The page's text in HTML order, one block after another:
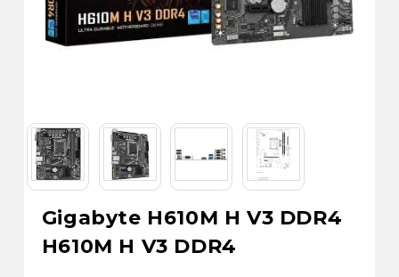
Gigabyte H610M H V3 DDR4
H610M H V3 DDR4